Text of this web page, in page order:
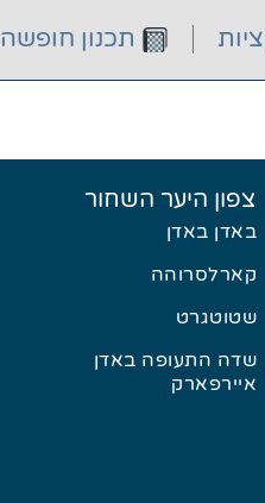
תכנון חופשה
צפון היער השחור
באדן באדן
קארלסרוהה
שטוטגרט
שדה התעופה באדן
איירפארק